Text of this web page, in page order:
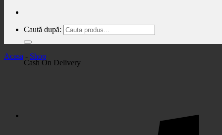
Cash On Delivery
Caută după:
Acasa - Shop